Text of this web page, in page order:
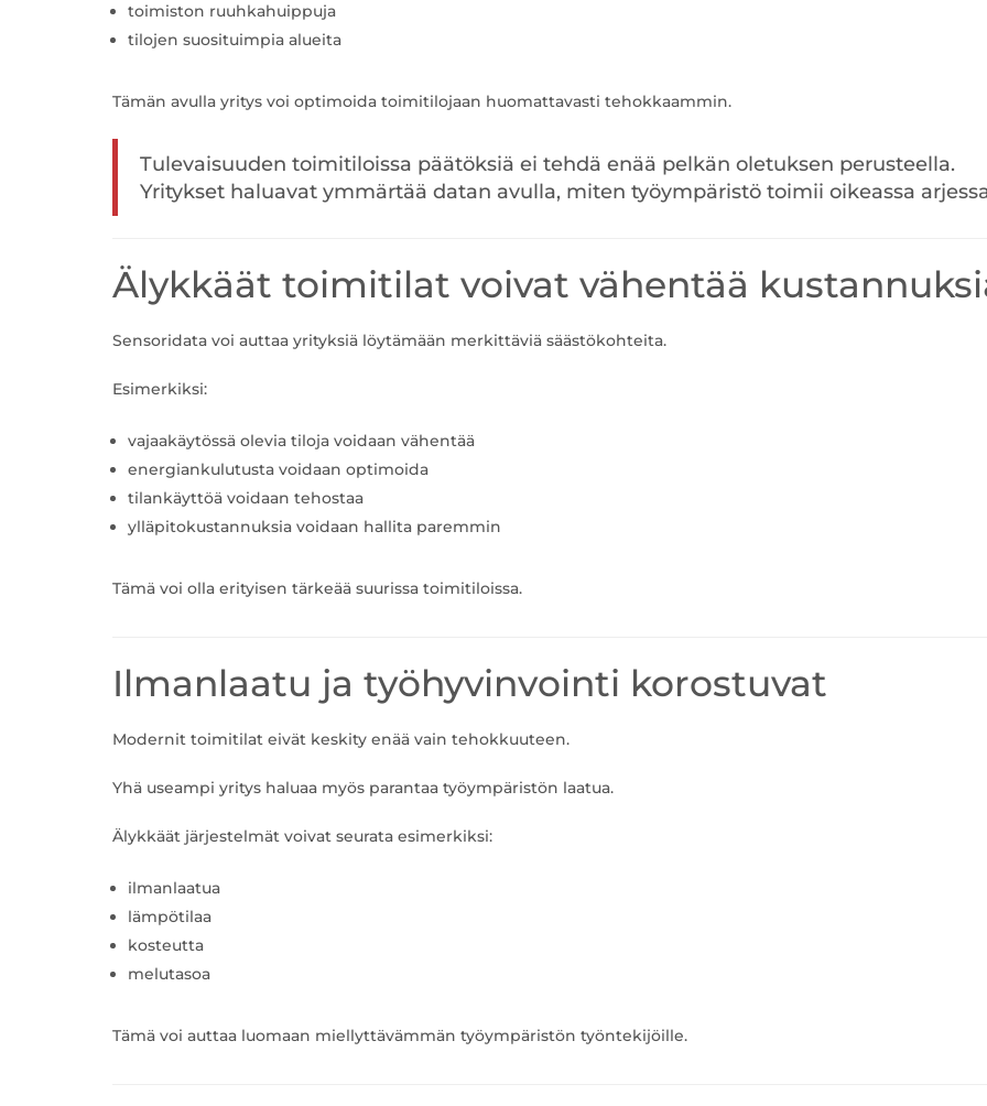
toimiston ruuhkahuippuja
tilojen suosituimpia alueita
Tämän avulla yritys voi optimoida toimitilojaan huomattavasti tehokkaammin.
Tulevaisuuden toimitiloissa päätöksiä ei tehdä enää pelkän oletuksen perusteella.
Yritykset haluavat ymmärtää datan avulla, miten työympäristö toimii oikeassa
Älykkäät toimitilat voivat vähentää
Sensoridata voi auttaa yrityksiä löytämään merkittäviä säästökohteita.
Esimerkiksi:
vajaakäytössä olevia tiloja voidaan vähentää
energiankulutusta voidaan optimoida
tilankäyttöä voidaan tehostaa
ylläpitokustannuksia voidaan hallita paremmin
Tämä voi olla erityisen tärkeää suurissa toimitiloissa.
Ilmanlaatu ja työhyvinvointi korostuvat
Modernit toimitilat eivät keskity enää vain tehokkuuteen.
Yhä useampi yritys haluaa myös parantaa työympäristön laatua.
Älykkäät järjestelmät voivat seurata esimerkiksi:
ilmanlaatua
lämpötilaa
kosteutta
melutasoa
Tämä voi auttaa luomaan miellyttävämmän työympäristön työntekijöille.